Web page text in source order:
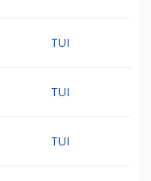
TUI
TUI
TUI